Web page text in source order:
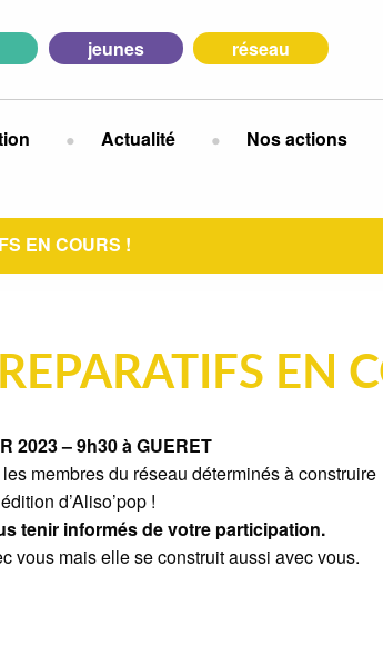
jeunes réseau
Actualité Nos actions
EN COURS !
EN
2023 – 9h30 à GUERET
membres du réseau déterminés à construire
d’Aliso’pop !
tenir informés de votre participation.
vous mais elle se construit aussi avec vous.